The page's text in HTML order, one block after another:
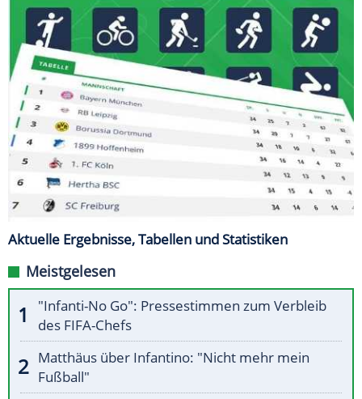
Aktuelle Ergebnisse, Tabellen und Statistiken
Meistgelesen
"Infanti-No Go": Pressestimmen zum Verbleib
des FIFA-Chefs
Matthäus über Infantino: "Nicht mehr mein
Fußball"